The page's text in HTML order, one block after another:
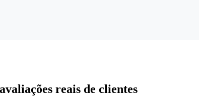
reais de clientes